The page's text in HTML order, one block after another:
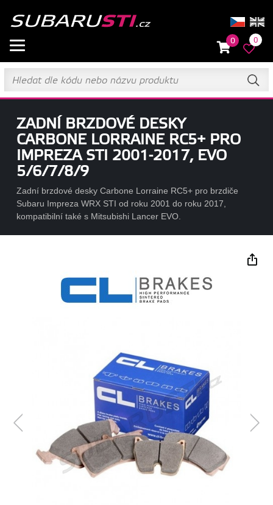
0 0
ZADNÍ BRZDOVÉ DESKY
CARBONE LORRAINE RC5+ PRO
IMPREZA STI 2001-2017, EVO
5/6/7/8/9
Zadní brzdové desky Carbone Lorraine RC5+ pro brzdiče
Subaru Impreza WRX STI od roku 2001 do roku 2017,
kompatibilní také s Mitsubishi Lancer EVO.